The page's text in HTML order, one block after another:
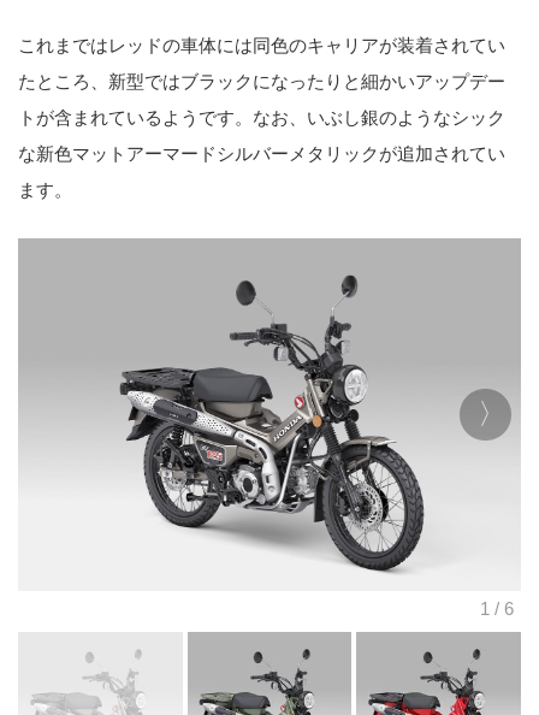
これまではレッドの車体には同色のキャリアが装着されてい
たところ、新型ではブラックになったりと細かいアップデー
トが含まれているようです。なお、いぶし銀のようなシック
な新色マットアーマードシルバーメタリックが追加されてい
ます。